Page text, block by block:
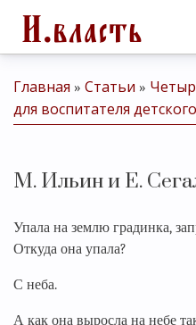
Главная » Статьи »
для воспитателя
М. Ильин и Е.
Упала на землю градинка,
Откуда она упала?
С неба.
А как она выросла на небе